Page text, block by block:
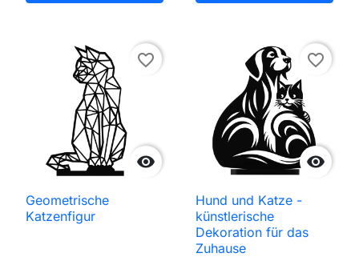

favorite_border
Geometrische
Katzenfigur

favorite_border
Hund und Katze -
künstlerische
Dekoration für das
Zuhause